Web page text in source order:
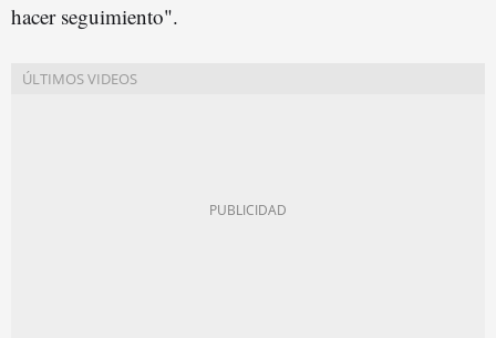
hacer seguimiento".